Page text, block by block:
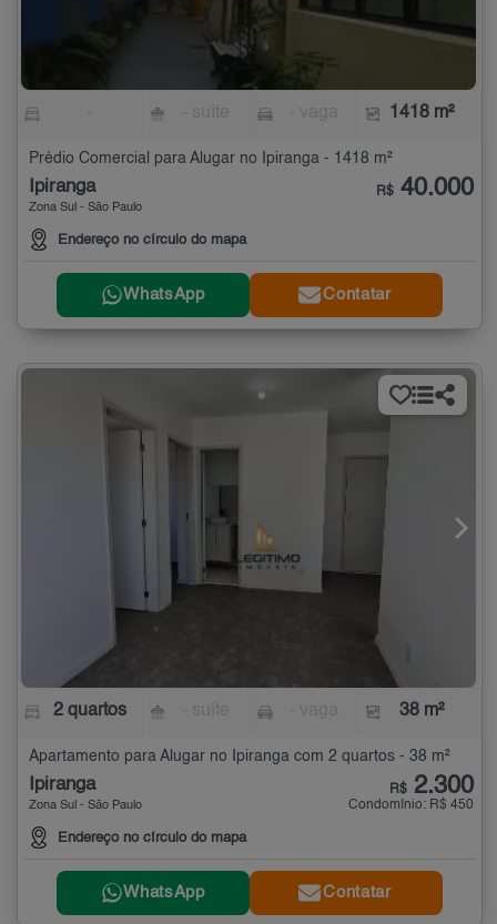
1418 m²
Prédio Comercial para Alugar no Ipiranga - 1418 m²
Ipiranga
Zona Sul - São Paulo
Endereço no círculo do mapa
R$ 40.000
WhatsApp Contatar
2 quartos 38 m²
Apartamento para Alugar no Ipiranga com 2 quartos - 38 m²
Ipiranga
Zona Sul - São Paulo
Endereço no círculo do mapa
R$ 2.300
Condomínio: R$ 450
WhatsApp Contatar